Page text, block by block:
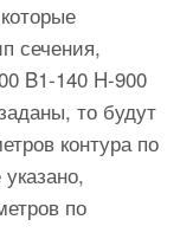
сечения,
B1-140 H-900
то будут
контура по
по